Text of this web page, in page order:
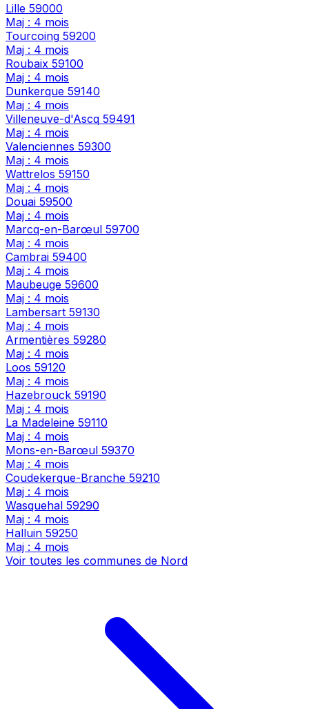
Lille 59000
Maj : 4 mois
Tourcoing 59200
Maj : 4 mois
Roubaix 59100
Maj : 4 mois
Dunkerque 59140
Maj : 4 mois
Villeneuve-d'Ascq 59491
Maj : 4 mois
Valenciennes 59300
Maj : 4 mois
Wattrelos 59150
Maj : 4 mois
Douai 59500
Maj : 4 mois
Marcq-en-Barœul 59700
Maj : 4 mois
Cambrai 59400
Maj : 4 mois
Maubeuge 59600
Maj : 4 mois
Lambersart 59130
Maj : 4 mois
Armentières 59280
Maj : 4 mois
Loos 59120
Maj : 4 mois
Hazebrouck 59190
Maj : 4 mois
La Madeleine 59110
Maj : 4 mois
Mons-en-Barœul 59370
Maj : 4 mois
Coudekerque-Branche 59210
Maj : 4 mois
Wasquehal 59290
Maj : 4 mois
Halluin 59250
Maj : 4 mois
Voir toutes les communes de Nord